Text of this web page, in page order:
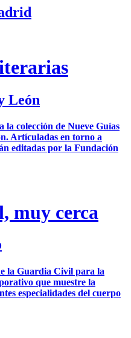
León
colección de Nueve Guías
Artículadas en torno a
editadas por la Fundación
muy cerca
la Guardia Civil para la
que muestre la
especialidades del cuerpo